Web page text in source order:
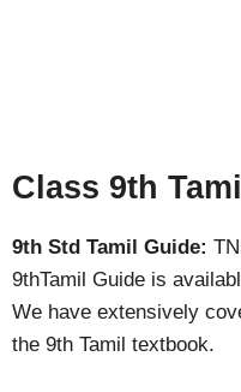
Class 9th
9th Std Tamil Guide:
9thTamil Guide is
We have extensively
the 9th Tamil textbook.